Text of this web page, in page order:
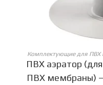
Комплектующие для ПВХ
ПВХ аэратор
ПВХ мембраны)